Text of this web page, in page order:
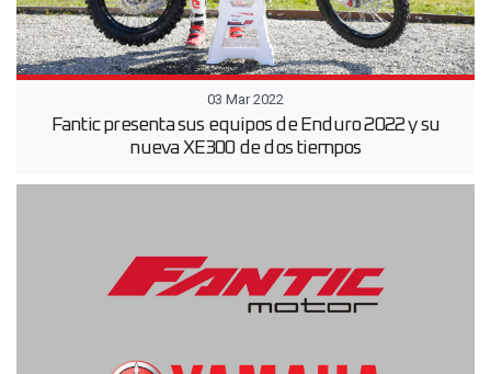
03 Mar 2022
Fantic presenta sus equipos de Enduro 2022 y su
nueva XE300 de dos tiempos